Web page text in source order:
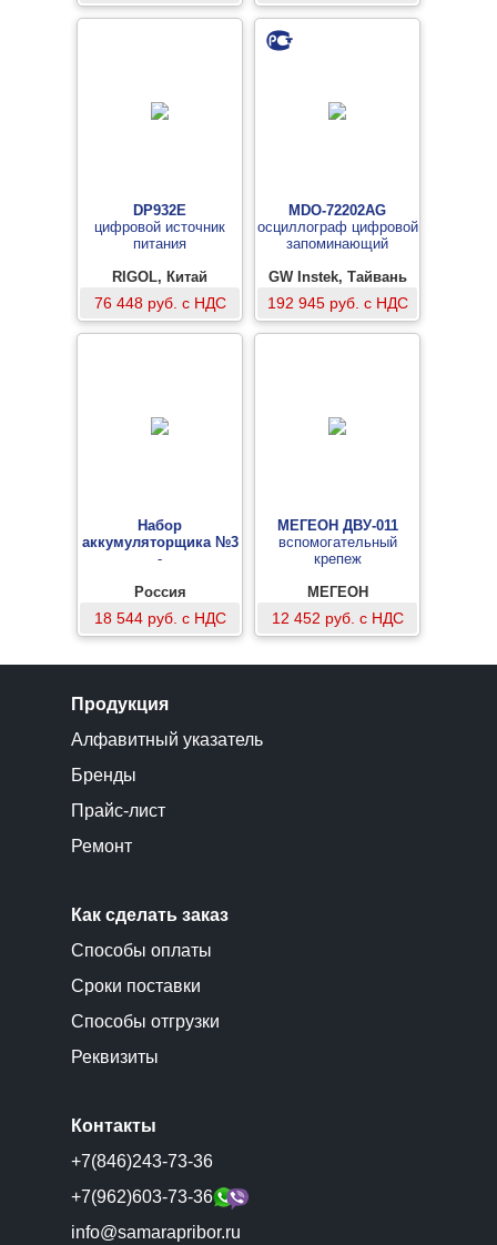
DP932E
цифровой источник
питания
RIGOL, Китай
76 448 руб. с НДС
MDO-72202AG
осциллограф цифровой
запоминающий
GW Instek, Тайвань
192 945 руб. с НДС
Набор
аккумуляторщика №3
-
Россия
18 544 руб. с НДС
МЕГЕОН ДВУ-011
вспомогательный
крепеж
МЕГЕОН
12 452 руб. с НДС
Продукция
Алфавитный указатель
Бренды
Прайс-лист
Ремонт
Как сделать заказ
Способы оплаты
Сроки поставки
Способы отгрузки
Реквизиты
Контакты
+7(846)243-73-36
+7(962)603-73-36
info@samarapribor.ru